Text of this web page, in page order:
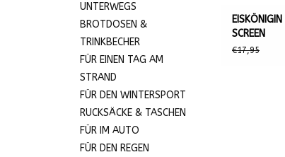
UNTERWEGS
BROTDOSEN &
TRINKBECHER
FÜR EINEN TAG AM
STRAND
FÜR DEN WINTERSPORT
RUCKSÄCKE & TASCHEN
FÜR IM AUTO
FÜR DEN REGEN
SCREEN
€17,95